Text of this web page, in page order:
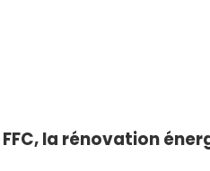
FFC, la rénovation